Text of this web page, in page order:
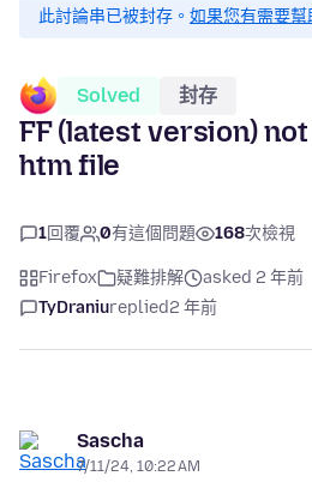
此討論串已被封存。 如果您有需要
Solved 封存
FF (latest version)
htm file
1回覆 0有這個問題 168次檢視
Firefox 疑難排解
asked 2 年前
TyDraniureplied2 年前
Sascha
7/11/24, 10:22 AM